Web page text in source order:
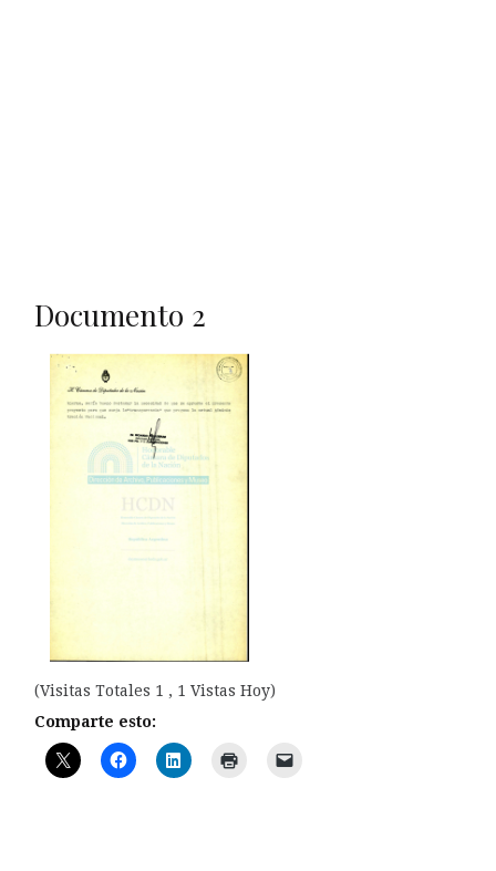
Documento 2
(Visitas Totales 1 , 1 Vistas Hoy)
Comparte esto: